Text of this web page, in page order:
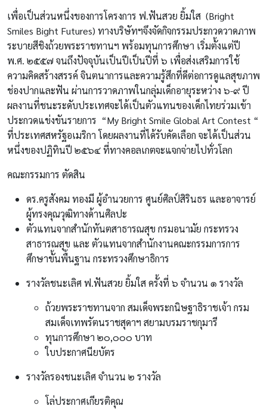
เพื่อเป็นส่วนหนึ่งของการโครงการ ฟ.ฟันสวย ยิ้มใส (Bright
Smiles Bight Futures) ทางบริษัทฯจึงจัดกิจกรรมประกวดวาดภาพ
ระบายสีชิงถ้วยพระราชทานฯ พร้อมทุนการศึกษา เริ่มตั้งแต่ปี
พ.ศ. ๒๕๕๗ จนถึงปัจจุบันเป็นปีเป็นปีที่ ๖ เพื่อส่งเสริมการใช้
ความคิดสร้างสรรค์ จินตนาการและความรู้สึกที่ดีต่อการดูแลสุขภาพ
ช่องปากและฟัน ผ่านการวาดภาพในกลุ่มเด็กอายุระหว่าง ๖-๙ ปี
ผลงานที่ชนะระดับประเทศจะได้เป็นตัวแทนของเด็กไทยร่วมเข้า
ประกวดแข่งขันรายการ “My Bright Smile Global Art Contest “
ที่ประเทศสหรัฐอเมริกา โดยผลงานที่ได้รับคัดเลือก จะได้เป็นส่วน
หนึ่งของปฏิทินปี ๒๕๖๔ ที่ทางคอลเกตจะแจกจ่ายไปทั่วโลก
คณะกรรมการ ตัดสิน
ดร.ครูสังคม ทองมี ผู้อำนวยการ ศูนย์ศิลป์สิรินธร และอาจารย์
ผู้ทรงคุณวุฒิทางด้านศิลปะ
ตัวแทนจากสำนักทันตสาธารณสุข กรมอนามัย กระทรวง
สาธารณสุข และ ตัวแทนจากสำนักงานคณะกรรมการการ
ศึกษาขั้นพื้นฐาน กระทรวงศึกษาธิการ
รางวัลชนะเลิศ ฟ.ฟันสวย ยิ้มใส ครั้งที่ ๖ จำนวน ๑ รางวัล
ถ้วยพระราชทานจาก สมเด็จพระกนิษฐาธิราชเจ้า กรม
สมเด็จเทพรัตนราชสุดาฯ สยามบรมราชกุมารี
ทุนการศึกษา ๒๐,๐๐๐ บาท
ใบประกาศนียบัตร
รางวัลรองชนะเลิศ จำนวน ๒ รางวัล
โล่ประกาศเกียรติคุณ